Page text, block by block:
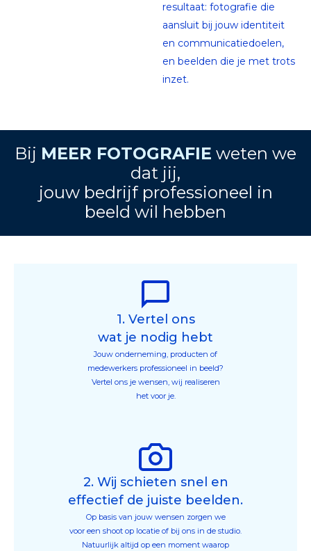
resultaat: fotografie die
aansluit bij jouw identiteit
en communicatiedoelen,
en beelden die je met trots
inzet.
Bij MEER FOTOGRAFIE weten we
dat jij,
jouw bedrijf professioneel in
beeld wil hebben
1. Vertel ons
wat je nodig hebt
Jouw onderneming, producten of
medewerkers professioneel in beeld?
Vertel ons je wensen, wij realiseren
het voor je.
2. Wij schieten snel en
effectief de juiste beelden.
Op basis van jouw wensen zorgen we
voor een shoot op locatie of bij ons in de studio.
Natuurlijk altijd op een moment waarop